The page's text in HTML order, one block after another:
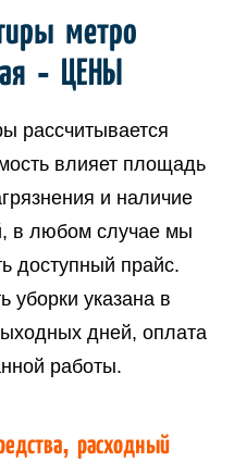
метро
- ЦЕНЫ
рассчитывается
влияет площадь
и наличие
в любом случае мы
доступный прайс.
уборки указана в
дней, оплата
работы.
расходный